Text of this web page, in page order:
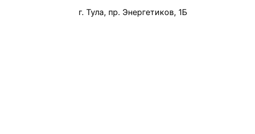
г. Тула, пр. Энергетиков, 1Б